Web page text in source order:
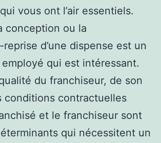
vous ont l’air essentiels.
conception ou la
d’une dispense est un
qui est intéressant.
du franchiseur, de son
conditions contractuelles
et le franchiseur sont
qui nécessitent un